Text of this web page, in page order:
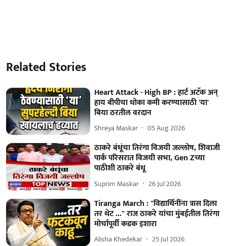
Related Stories
Heart Attack - High BP : हार्ट अटॅक अन्
हाय बीपीचा धोका कमी करण्यासाठी 'या'
बिया ठरतील वरदान
Shreya Maskar 05 Aug 2026
ठाकरे बंधूंचा तिरंगा विजयी जल्लोष, शिवाजी
पार्क परिसरात विजयी सभा, Gen Zच्या
पाठीशी ठाकरे बंधू
Suprim Maskar 26 Jul 2026
Tiranga March : "विद्यार्थिनींना त्रास दिला
तर थेट ..." राज ठाकरे यांचा मुंबईतील तिरंगा
मोर्चापूर्वी कडक इशारा
Alisha Khedekar 25 Jul 2026